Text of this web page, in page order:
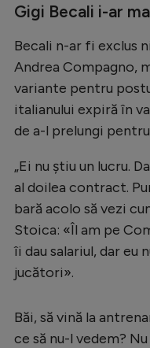
Auto
Rugby
Ciclism
Alte
JO 2026
Intră în
Gigi Becali i-ar
Becali n-ar fi exclus
Andrea Compagno,
variante pentru
italianului expiră în
de a-l prelungi
„Ei nu ştiu un lucru.
al doilea contract.
bară acolo să vezi
Stoica: «Îl am pe
îi dau salariul, dar eu
jucători».
Băi, să vină la
ce să nu-l vedem?